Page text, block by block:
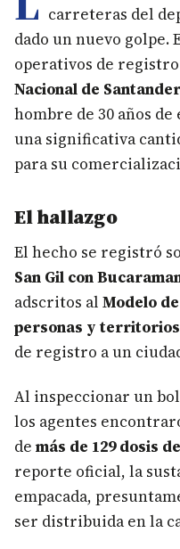
carreteras del
dado un nuevo golpe.
operativos de
Nacional de Santander
hombre de 30 años
una significativa
para su
El hallazgo
El hecho se registró
San Gil con
adscritos al Modelo
personas y territorios
de registro a un
Al inspeccionar un
los agentes
de más de 129 dosis
reporte oficial, la
empacada,
ser distribuida en la